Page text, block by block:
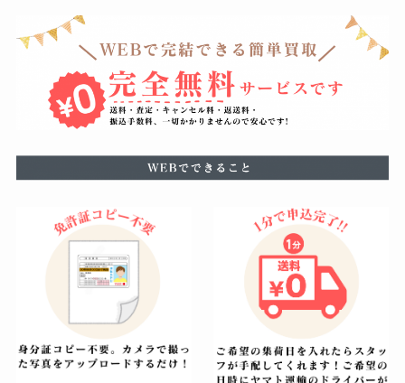
に留めることができるように努めています。